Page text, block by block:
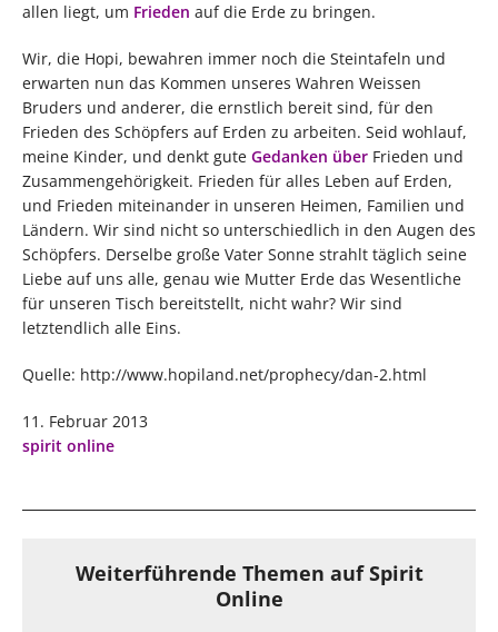
allen liegt, um Frieden auf die Erde zu bringen.
Wir, die Hopi, bewahren immer noch die Steintafeln und
erwarten nun das Kommen unseres Wahren Weissen
Bruders und anderer, die ernstlich bereit sind, für den
Frieden des Schöpfers auf Erden zu arbeiten. Seid wohlauf,
meine Kinder, und denkt gute Gedanken über Frieden und
Zusammengehörigkeit. Frieden für alles Leben auf Erden,
und Frieden miteinander in unseren Heimen, Familien und
Ländern. Wir sind nicht so unterschiedlich in den Augen des
Schöpfers. Derselbe große Vater Sonne strahlt täglich seine
Liebe auf uns alle, genau wie Mutter Erde das Wesentliche
für unseren Tisch bereitstellt, nicht wahr? Wir sind
letztendlich alle Eins.
Quelle: http://www.hopiland.net/prophecy/dan-2.html
11. Februar 2013
spirit online
Weiterführende Themen auf Spirit
Online